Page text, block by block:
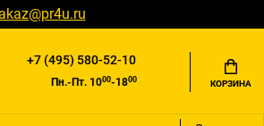
+7 (495) 580-52-10
Пн.-Пт. 1000-1800 КОРЗИНА